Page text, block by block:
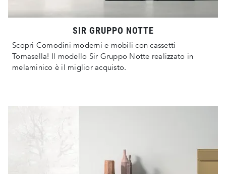
SIR GRUPPO NOTTE
Scopri Comodini moderni e mobili con cassetti
Tomasella! Il modello Sir Gruppo Notte realizzato in
melaminico è il miglior acquisto.